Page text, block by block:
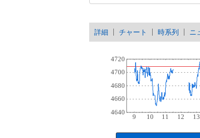
詳細 チャート 時系列 ニ